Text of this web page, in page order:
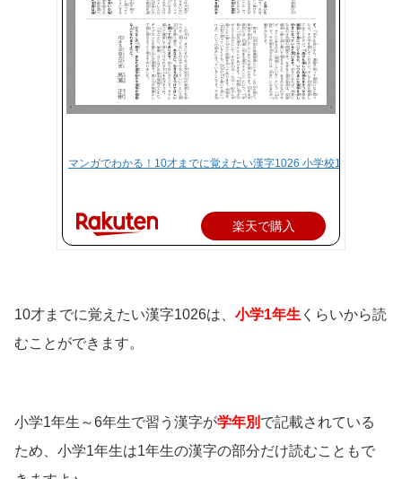
マンガでわかる！10才までに覚えたい漢字1026 小学校1～6年の漢
楽天で購入
10才までに覚えたい漢字1026は、 小学1年生 くらいから読
むことができます。
小学1年生～6年生で習う漢字が学年別 で記載されている
ため、小学1年生は1年生の漢字の部分だけ読むこともで